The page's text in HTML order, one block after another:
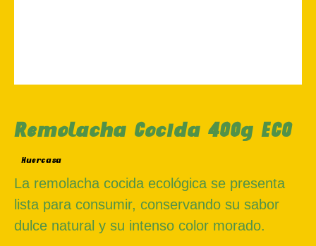
Remolacha Cocida 400g ECO
Huercasa
La remolacha cocida ecológica se presenta
lista para consumir, conservando su sabor
dulce natural y su intenso color morado.